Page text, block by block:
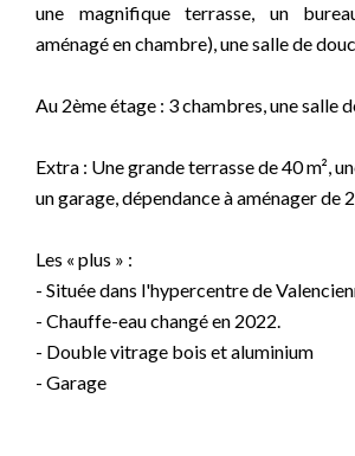
une magnifique terrasse, un
aménagé en chambre), une salle de
Au 2ème étage : 3 chambres, une salle
Extra : Une grande terrasse de 40 m²,
un garage, dépendance à aménager de
Les « plus » :
- Située dans l'hypercentre de
- Chauffe-eau changé en 2022.
- Double vitrage bois et aluminium
- Garage